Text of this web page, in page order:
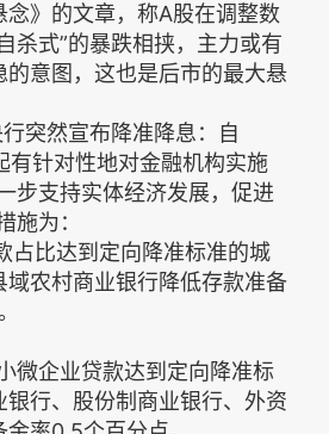
念》的文章，称A股在调整数
杀式”的暴跌相挟，主力或有
的意图，这也是后市的最大悬
突然宣布降准降息：自
有针对性地对金融机构实施
步支持实体经济发展，促进
施为：
占比达到定向降准标准的城
域农村商业银行降低存款准备
微企业贷款达到定向降准标
银行、股份制商业银行、外资